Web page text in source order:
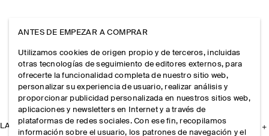
LA EMPRESA
ANTES DE EMPEZAR A COMPRAR
Utilizamos cookies de origen propio y de terceros, incluidas
otras tecnologías de seguimiento de editores externos, para
ofrecerte la funcionalidad completa de nuestro sitio web,
personalizar su experiencia de usuario, realizar análisis y
proporcionar publicidad personalizada en nuestros sitios web,
aplicaciones y newsletters en Internet y a través de
plataformas de redes sociales. Con ese fin, recopilamos
información sobre el usuario, los patrones de navegación y el